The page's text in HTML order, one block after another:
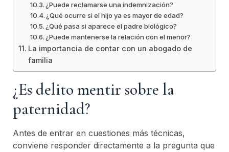
¿Puede reclamarse una indemnización?
¿Qué ocurre si el hijo ya es mayor de edad?
¿Qué pasa si aparece el padre biológico?
¿Puede mantenerse la relación con el menor?
La importancia de contar con un abogado de
familia
¿Es delito mentir sobre la
paternidad?
Antes de entrar en cuestiones más técnicas,
conviene responder directamente a la pregunta que